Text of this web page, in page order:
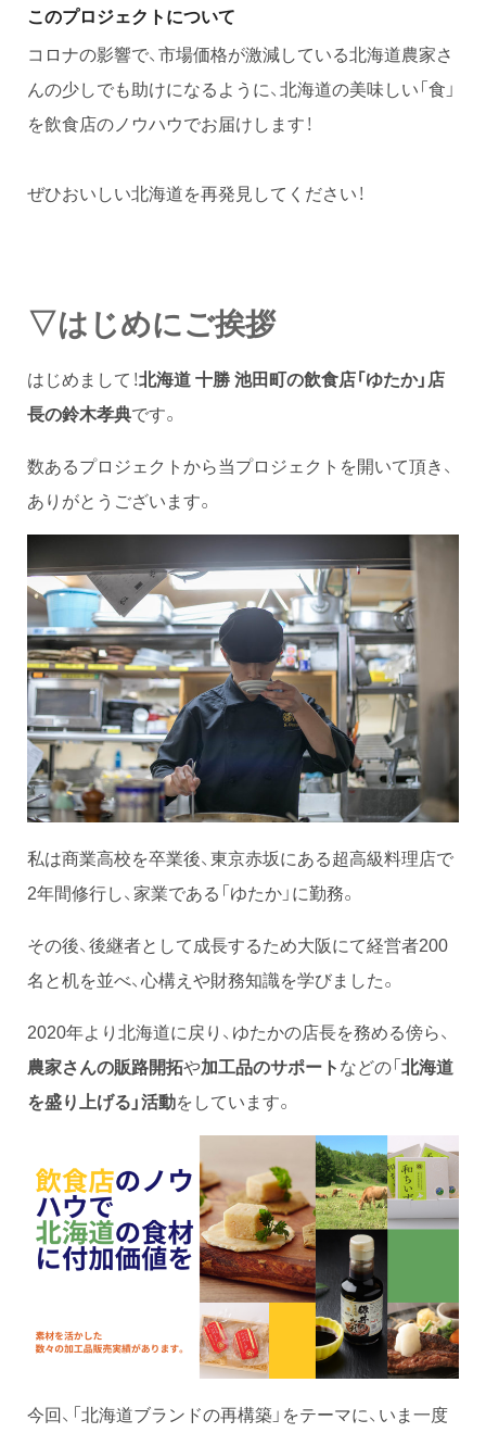
このプロジェクトについて
コロナの影響で、市場価格が激減している北海道農家さ
んの少しでも助けになるように、北海道の美味しい「食」
を飲食店のノウハウでお届けします！
ぜひおいしい北海道を再発見してください！
▽はじめにご挨拶
はじめまして！北海道 十勝 池田町の飲食店「ゆたか」店
長の鈴木孝典です。
数あるプロジェクトから当プロジェクトを開いて頂き、
ありがとうございます。
私は商業高校を卒業後、東京赤坂にある超高級料理店で
2年間修行し、家業である「ゆたか」に勤務。
その後、後継者として成長するため大阪にて経営者200
名と机を並べ、心構えや財務知識を学びました。
2020年より北海道に戻り、ゆたかの店長を務める傍ら、
農家さんの販路開拓や加工品のサポートなどの「北海道
を盛り上げる」活動をしています。
今回、「北海道ブランドの再構築」をテーマに、いま一度